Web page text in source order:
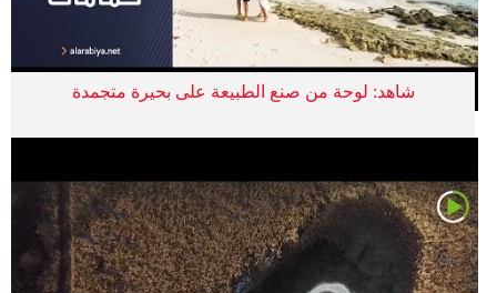
شاهد: لوحة من صنع الطبيعة على بحيرة متجمدة